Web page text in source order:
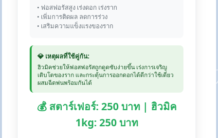
• ฟอสฟอรัสสูง เร่งดอก เร่งราก
• เพิ่มการติดผล ลดการร่วง
• เสริมความแข็งแรงของราก
💎 เหตุผลที่ใช้คู่กัน:
ฮิวมิคช่วยให้ฟอสฟอรัสถูกดูดซับง่ายขึ้น เร่งการเจริญ
เติบโตของราก และกระตุ้นการออกดอกได้ดีกว่าใช้เดี่ยว
ผสมฉีดพ่นพร้อมกันได้
💰 สตาร์เฟอร์: 250 บาท | ฮิวมิค
1kg: 250 บาท